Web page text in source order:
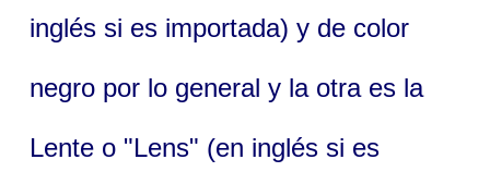
inglés si es importada) y de color
negro por lo general y la otra es la
Lente o "Lens" (en inglés si es